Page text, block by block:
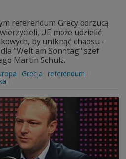
referendum Grecy odrzucą
UE może udzielić
by uniknąć chaosu -
"Welt am Sonntag" szef
Martin Schulz.
Grecja
referendum